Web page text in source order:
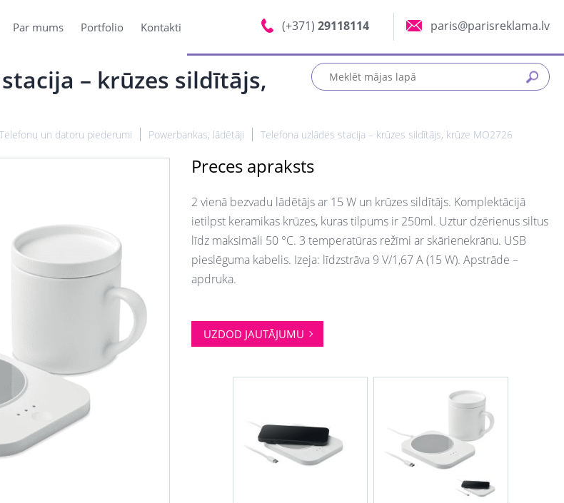
Par mums Portfolio Kontakti (+371) 29118114 paris@parisreklama.lv
– krūzes sildītājs,
Telefonu un datoru piederumi Powerbankas, lādētāji Telefona uzlādes stacija – krūzes sildītājs, krūze MO2726
Preces apraksts
2 vienā bezvadu lādētājs ar 15 W un krūzes sildītājs. Komplektācijā
ietilpst keramikas krūzes, kuras tilpums ir 250ml. Uztur dzērienus siltus
līdz maksimāli 50 °C. 3 temperatūras režīmi ar skārienekrānu. USB
pieslēguma kabelis. Izeja: līdzstrāva 9 V/1,67 A (15 W). Apstrāde –
apdruka.
UZDOD JAUTĀJUMU